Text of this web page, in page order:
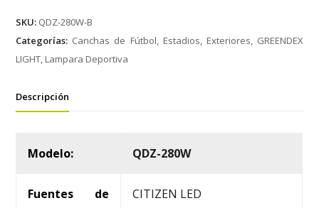
SKU: QDZ-280W-B
Categorías: Canchas de Fútbol, Estadios, Exteriores, GREENDEX
LIGHT, Lampara Deportiva
Descripción
Modelo: QDZ-280W
Fuentes de
CITIZEN LED